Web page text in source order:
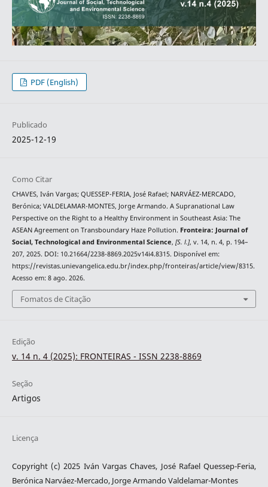
PDF (English)
Publicado
2025-12-19
Como Citar
CHAVES, Iván Vargas; QUESSEP-FERIA, José Rafael; NARVÁEZ-MERCADO,
Berónica; VALDELAMAR-MONTES, Jorge Armando. A Supranational Law
Perspective on the Right to a Healthy Environment in Southeast Asia: The
ASEAN Agreement on Transboundary Haze Pollution. Fronteira: Journal of
Social, Technological and Environmental Science, [S. l.], v. 14, n. 4, p. 194–
207, 2025. DOI: 10.21664/2238-8869.2025v14i4.8315. Disponível em:
https://revistas.unievangelica.edu.br/index.php/fronteiras/article/view/8315.
Acesso em: 8 ago. 2026.
Fomatos de Citação
Edição
v. 14 n. 4 (2025): FRONTEIRAS - ISSN 2238-8869
Seção
Artigos
Licença
Copyright (c) 2025 Iván Vargas Chaves, José Rafael Quessep-Feria,
Berónica Narváez-Mercado, Jorge Armando Valdelamar-Montes